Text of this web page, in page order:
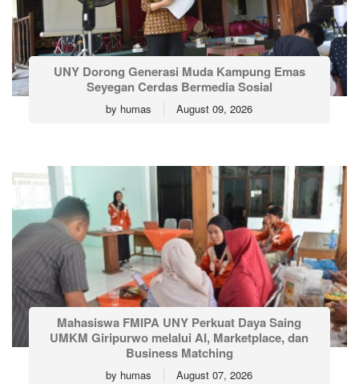
UNY Dorong Generasi Muda Kampung Emas
Seyegan Cerdas Bermedia Sosial
by humas August 09, 2026
Mahasiswa FMIPA UNY Perkuat Daya Saing
UMKM Giripurwo melalui AI, Marketplace, dan
Business Matching
by humas August 07, 2026